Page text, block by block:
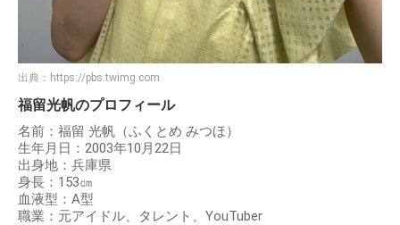
出典： https://pbs.twimg.com
福留光帆のプロフィール
名前：福留 光帆（ふくとめ みつほ）
生年月日：2003年10月22日
出身地：兵庫県
身長：153㎝
血液型：A型
職業：元アイドル、タレント、YouTuber